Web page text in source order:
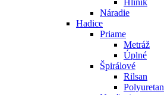
Hliník
Náradie
Hadice
Priame
Metráž
Úplné
Špirálové
Rilsan
Polyuretan